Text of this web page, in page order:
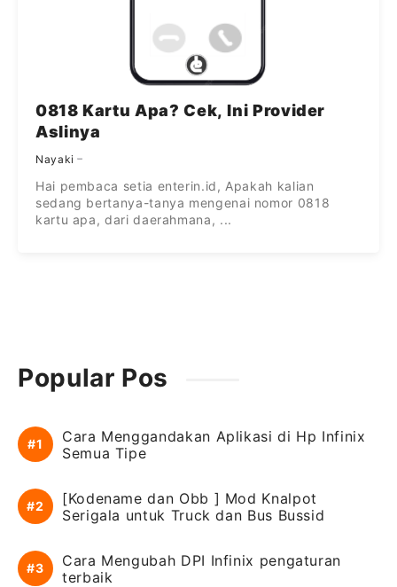
0818 Kartu Apa? Cek, Ini Provider
Aslinya
Nayaki
Hai pembaca setia enterin.id, Apakah kalian
sedang bertanya-tanya mengenai nomor 0818
kartu apa, dari daerahmana, ...
Popular Pos
Cara Menggandakan Aplikasi di Hp Infinix
Semua Tipe
[Kodename dan Obb ] Mod Knalpot
Serigala untuk Truck dan Bus Bussid
Cara Mengubah DPI Infinix pengaturan
terbaik